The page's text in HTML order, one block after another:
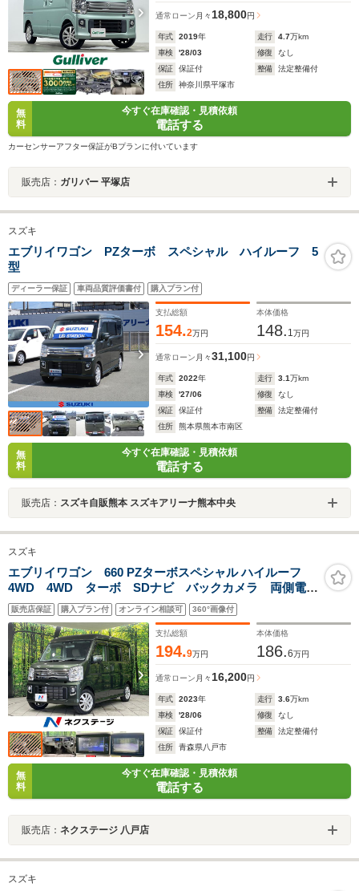
通常ローン 月々18,800円
年式 2019年 走行 4.7万km
車検
'28/03 修復
なし
保証
保証付 整備
法定整備付
住所
神奈川県平塚市
無
料
今すぐ在庫確認・見積依頼
電話する
カーセンサーアフター保証がBプランに付いています
販売店： ガリバー 平塚店
スズキ
エブリイワゴン PZターボ スペシャル ハイルーフ 5
型
ディーラー保証 車両品質評価書付 購入プラン付
支払総額
154.2万円
本体価格
148. 1万円
通常ローン 月々31,100円
年式 2022年 走行 3.1万km
車検
'27/06 修復
なし
保証
保証付 整備
法定整備付
住所
熊本県熊本市南区
無
料
今すぐ在庫確認・見積依頼
電話する
販売店： スズキ自販熊本 スズキアリーナ熊本中央
スズキ
エブリイワゴン 660 PZターボスペシャル ハイルーフ
4WD 4WD ターボ SDナビ バックカメラ 両側電動
スライドドア セーフティサポート ETC 禁煙車 電
動オートステップ 革巻きステアリングホイール シー
トヒーター HIDヘッドランプ クリアランスソナー
販売店保証 購入プラン付 オンライン相談可 360°画像付
支払総額
194.9万円
本体価格
186.6万円
通常ローン 月々 16,200円
年式 2023年 走行 3.6万km
車検
'28/06 修復
なし
保証
保証付 整備
法定整備付
住所
青森県八戸市
無
料
今すぐ在庫確認・見積依頼
電話する
販売店： ネクステージ 八戸店
スズキ